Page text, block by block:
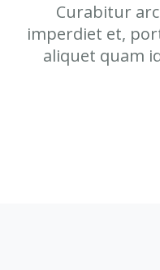
Curabitur
imperdiet et,
aliquet quam